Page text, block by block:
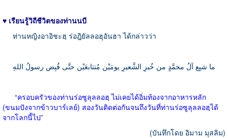
♥ เรียนรู้วิถีชีวิตของท่านนบี
ท่านหญิงอาอิชะฮฺ ร่อฎิยัลลอฮุอันฮา ได้กล่าวว่า
ما شبِع آلُ محمَّدٍ من خُبزِ الشَّعيرِ يومَيْن مُتتابعَيْن حتَّى قُبِض رسولُ اللهِ
“ครอบครัวของท่านร่อซูลุลลอฮฺ ไม่เคยได้อิ่มท้องจากอาหารหลัก
(ขนมปังจากข้าวบาร์เลย์) สองวันติดต่อกันจนถึงวันที่ท่านร่อซูลุลลอฮฺได้
จากโลกนี้ไป”
(บันทึกโดย อิมาม มุสลิม)